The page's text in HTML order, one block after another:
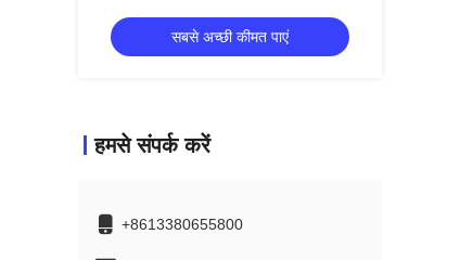
सीई/सीसीसी/आईएसओ प्रमाणन के साथ
सबसे अच्छी कीमत पाएं
हमसे संपर्क करें
+8613380655800